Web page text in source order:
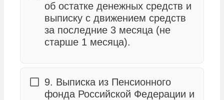
об остатке денежных средств и
выписку с движением средств
за последние 3 месяца (не
старше 1 месяца).
9. Выписка из Пенсионного
фонда Российской Федерации и